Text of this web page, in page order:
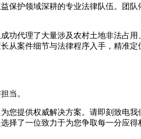
保护领域深耕的专业法律队伍。团
功代理了大量涉及农村土地非法占
从案件细节与法律程序入手，精准
当。
提供权威解决方案。请即刻致电我
择了一位致力于为您争取每一分应得